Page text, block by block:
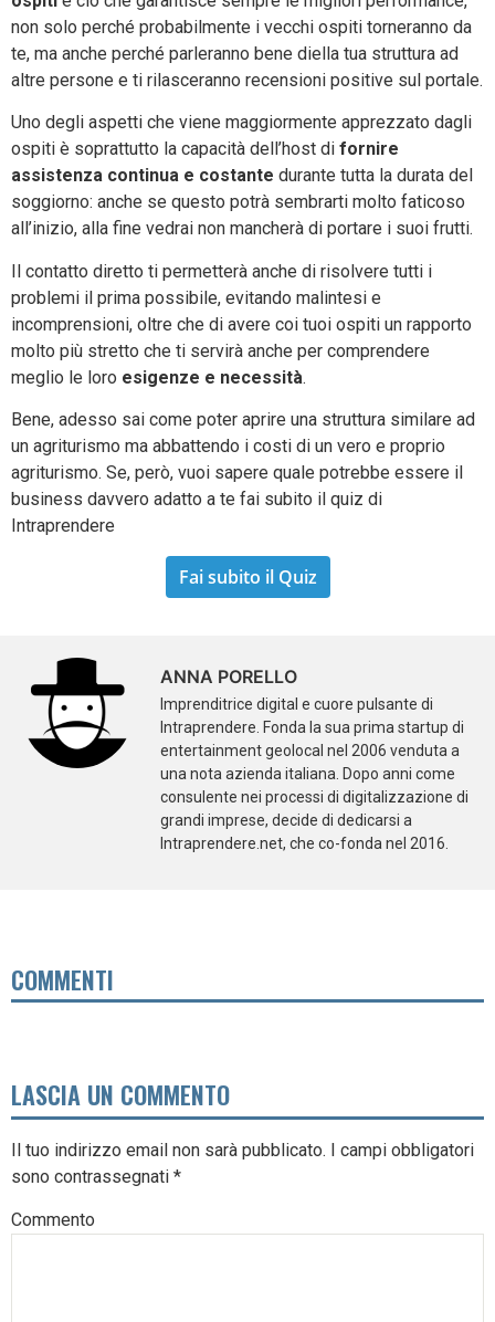
non solo perché probabilmente i vecchi ospiti torneranno da
te, ma anche perché parleranno bene diella tua struttura ad
altre persone e ti rilasceranno recensioni positive sul portale.
Uno degli aspetti che viene maggiormente apprezzato dagli
ospiti è soprattutto la capacità dell’host di fornire
assistenza continua e costante durante tutta la durata del
soggiorno: anche se questo potrà sembrarti molto faticoso
all’inizio, alla fine vedrai non mancherà di portare i suoi frutti.
Il contatto diretto ti permetterà anche di risolvere tutti i
problemi il prima possibile, evitando malintesi e
incomprensioni, oltre che di avere coi tuoi ospiti un rapporto
molto più stretto che ti servirà anche per comprendere
meglio le loro esigenze e necessità.
Bene, adesso sai come poter aprire una struttura similare ad
un agriturismo ma abbattendo i costi di un vero e proprio
agriturismo. Se, però, vuoi sapere quale potrebbe essere il
business davvero adatto a te fai subito il quiz di
Intraprendere
Fai subito il Quiz
ANNA PORELLO
Imprenditrice digital e cuore pulsante di
Intraprendere. Fonda la sua prima startup di
entertainment geolocal nel 2006 venduta a
una nota azienda italiana. Dopo anni come
consulente nei processi di digitalizzazione di
grandi imprese, decide di dedicarsi a
Intraprendere.net, che co-fonda nel 2016.
COMMENTI
LASCIA UN COMMENTO
Il tuo indirizzo email non sarà pubblicato. I campi obbligatori
sono contrassegnati *
Commento